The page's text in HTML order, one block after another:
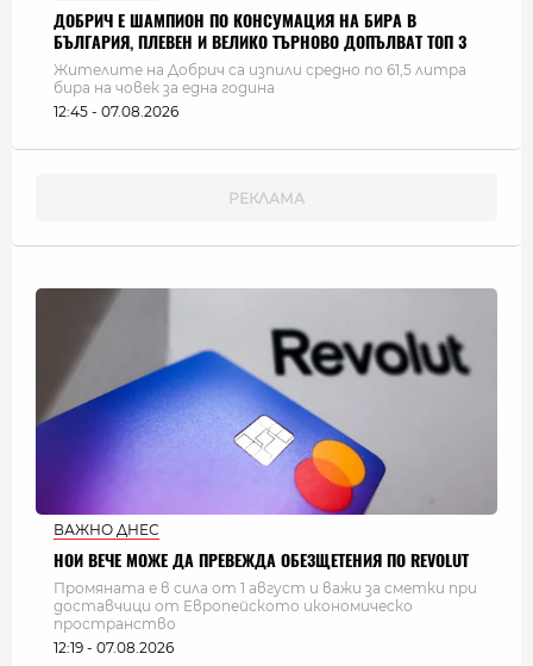
ДОБРИЧ Е ШАМПИОН ПО КОНСУМАЦИЯ НА БИРА В
БЪЛГАРИЯ, ПЛЕВЕН И ВЕЛИКО ТЪРНОВО ДОПЪЛВАТ ТОП 3
Жителите на Добрич са изпили средно по 61,5 литра
бира на човек за една година
12:45 - 07.08.2026
ВАЖНО ДНЕС
НОИ ВЕЧЕ МОЖЕ ДА ПРЕВЕЖДА ОБЕЗЩЕТЕНИЯ ПО REVOLUT
Промяната е в сила от 1 август и важи за сметки при
доставчици от Европейското икономическо
пространство
12:19 - 07.08.2026